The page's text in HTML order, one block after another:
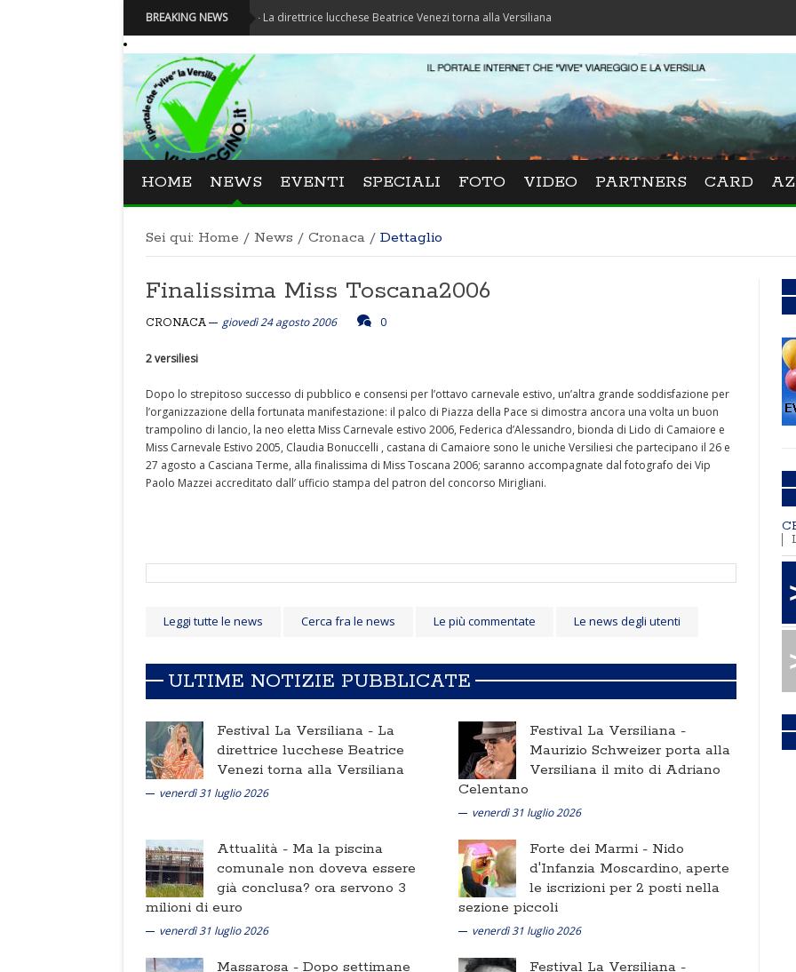
BREAKING NEWS
Festival La Versiliana - La direttrice lucchese Beatrice Venezi torna alla Versiliana
HOME NEWS EVENTI SPECIALI FOTO VIDEO PARTNERS CARD
Sei qui: Home / News / Cronaca / Dettaglio
Finalissima Miss Toscana2006
CRONACA giovedì 24 agosto 2006 0
2 versiliesi
Dopo lo strepitoso successo di pubblico e consensi per l’ottavo carnevale estivo, un’altra grande soddisfazione per
l’organizzazione della fortunata manifestazione: il palco di Piazza della Pace si dimostra ancora una volta un buon
trampolino di lancio, la neo eletta Miss Carnevale estivo 2006, Federica d’Alessandro, bionda di Lido di Camaiore e
Miss Carnevale Estivo 2005, Claudia Bonuccelli , castana di Camaiore sono le uniche Versiliesi che partecipano il 26 e
27 agosto a Casciana Terme, alla finalissima di Miss Toscana 2006; saranno accompagnate dal fotografo dei Vip
Paolo Mazzei accreditato dall’ ufficio stampa del patron del concorso Mirigliani.
Leggi tutte le news Cerca fra le news Le più commentate Le news degli utenti
ULTIME NOTIZIE PUBBLICATE
Festival La Versiliana - La
direttrice lucchese Beatrice
Venezi torna alla Versiliana
venerdì 31 luglio 2026
Festival La Versiliana -
Maurizio Schweizer porta alla
Versiliana il mito di Adriano
Celentano
venerdì 31 luglio 2026
Attualità - Ma la piscina
comunale non doveva essere
già conclusa? ora servono 3
milioni di euro
venerdì 31 luglio 2026
Forte dei Marmi - Nido
d'Infanzia Moscardino, aperte
le iscrizioni per 2 posti nella
sezione piccoli
venerdì 31 luglio 2026
Massarosa - Dopo settimane
Festival La Versiliana -